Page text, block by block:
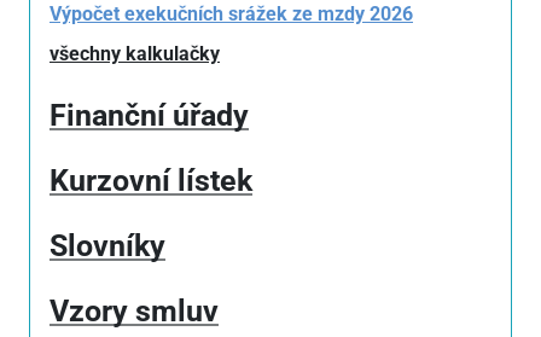
Výpočet exekučních srážek ze mzdy 2026
všechny kalkulačky
Finanční úřady
Kurzovní lístek
Slovníky
Vzory smluv